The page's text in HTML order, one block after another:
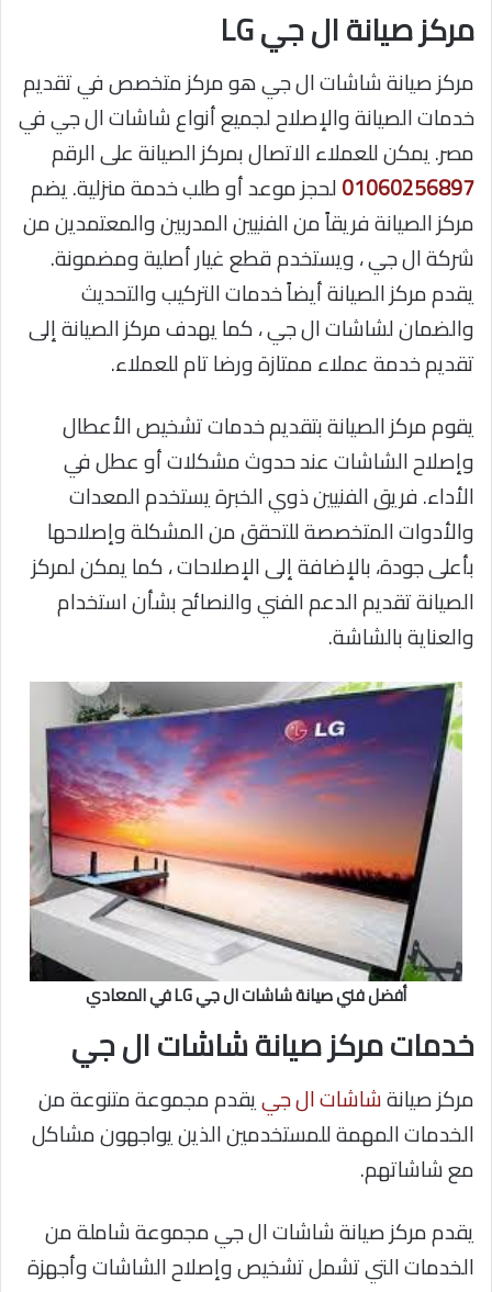
مركز صيانة ال جي LG
مركز صيانة شاشات ال جي هو مركز متخصص في تقديم
خدمات الصيانة والإصلاح لجميع أنواع شاشات ال جي في
مصر. يمكن للعملاء الاتصال بمركز الصيانة على الرقم
01060256897لحجز موعد أو طلب خدمة منزلية. يضم
مركز الصيانة فريقاً من الفنيين المدربين والمعتمدين من
شركة ال جي ، ويستخدم قطع غيار أصلية ومضمونة.
يقدم مركز الصيانة أيضاً خدمات التركيب والتحديث
والضمان لشاشات ال جي ، كما يهدف مركز الصيانة إلى
تقديم خدمة عملاء ممتازة ورضا تام للعملاء.
يقوم مركز الصيانة بتقديم خدمات تشخيص الأعطال
وإصلاح الشاشات عند حدوث مشكلات أو عطل في
الأداء. فريق الفنيين ذوي الخبرة يستخدم المعدات
والأدوات المتخصصة للتحقق من المشكلة وإصلاحها
بأعلى جودة، بالإضافة إلى الإصلاحات ، كما يمكن لمركز
الصيانة تقديم الدعم الفني والنصائح بشأن استخدام
والعناية بالشاشة.
أفضل فني صيانة شاشات ال جي LG في المعادي
خدمات مركز صيانة شاشات ال جي
مركز صيانةشاشات ال جييقدم مجموعة متنوعة من
الخدمات المهمة للمستخدمين الذين يواجهون مشاكل
مع شاشاتهم.
يقدم مركز صيانة شاشات ال جي مجموعة شاملة من
الخدمات التي تشمل تشخيص وإصلاح الشاشات وأجهزة